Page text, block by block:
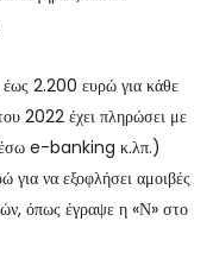
2.200 ευρώ για κάθε
2022 έχει πληρώσει με
μέσω e-banking κ.λπ.)
να εξοφλήσει αμοιβές
όπως έγραψε η «Ν» στο